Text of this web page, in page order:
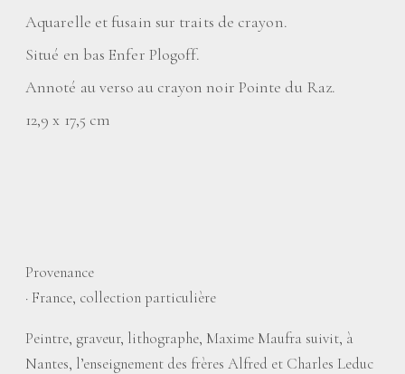
Aquarelle et fusain sur traits de crayon.
Situé en bas Enfer Plogoff.
Annoté au verso au crayon noir Pointe du Raz.
12,9 x 17,5 cm
Provenance
· France, collection particulière
Peintre, graveur, lithographe, Maxime Maufra suivit, à
Nantes, l’enseignement des frères Alfred et Charles Leduc